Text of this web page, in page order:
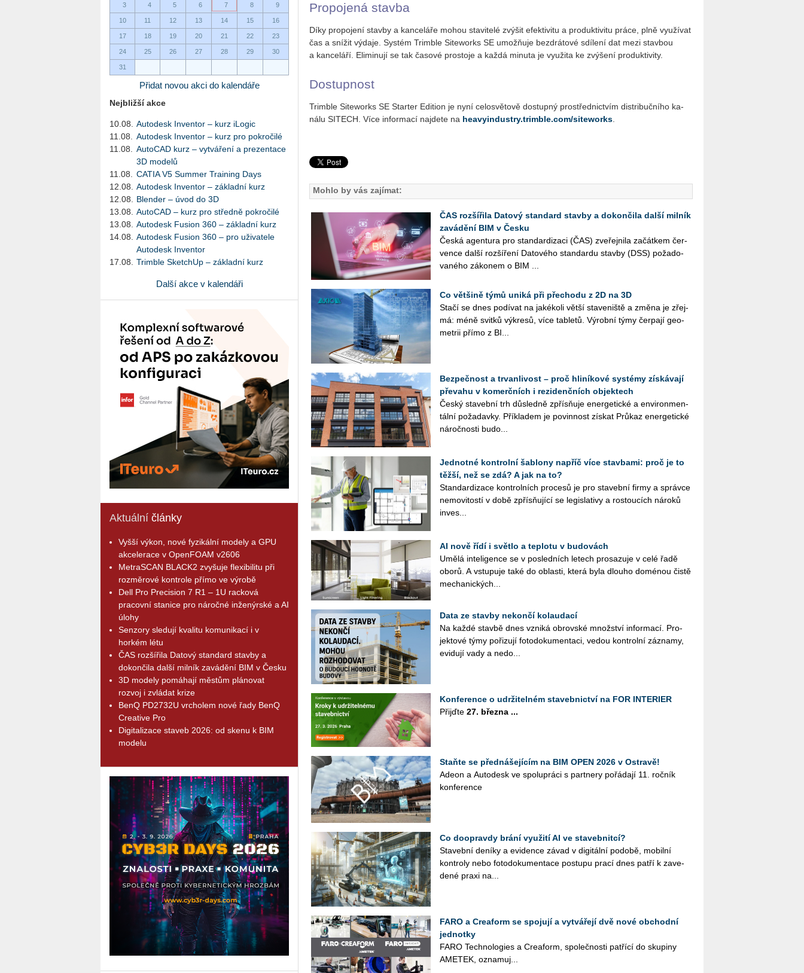
3 4 5 6 7 8 9
10 11 12 13 14 15 16
17 18 19 20 21 22 23
24 25 26 27 28 29 30
31
Přidat novou akci do kalendáře
Nejbližší akce
10.08.
Autodesk Inventor – kurz iLogic
11.08.
Autodesk Inventor – kurz pro pokročilé
11.08.
AutoCAD kurz – vytváření a prezentace
3D modelů
11.08.
CATIA V5 Summer Training Days
12.08.
Autodesk Inventor – základní kurz
12.08.
Blender – úvod do 3D
13.08.
AutoCAD – kurz pro středně pokročilé
13.08.
Autodesk Fusion 360 – základní kurz
14.08.
Autodesk Fusion 360 – pro uživatele
Autodesk Inventor
17.08.
Trimble SketchUp – základní kurz
Další akce v kalendáři
Aktuální články
Vyšší výkon, nové fyzikální modely a GPU
akcelerace v OpenFOAM v2606
MetraSCAN BLACK2 zvyšuje flexibilitu při
rozměrové kontrole přímo ve výrobě
Dell Pro Precision 7 R1 – 1U racková
pracovní stanice pro náročné inženýrské a AI
úlohy
Senzory sledují kvalitu komunikací i v
horkém létu
ČAS rozšířila Datový standard stavby a
dokončila další milník zavádění BIM v Česku
3D modely pomáhají městům plánovat
rozvoj i zvládat krize
BenQ PD2732U vrcholem nové řady BenQ
Creative Pro
Digitalizace staveb 2026: od skenu k BIM
modelu
Pro­po­je­ná stav­ba
Díky pro­po­je­ní stav­by a kan­ce­lá­ře mohou sta­vi­te­lé zvý­šit efek­ti­vi­tu a pro­duk­ti­vi­tu práce, plně vy­u­ží­vat
čas a sní­žit vý­da­je. Sys­tém Trim­ble Si­teworks SE umožňuje bez­drá­to­vé sdí­le­ní dat mezi stav­bou
a kan­ce­lá­ří. Eli­mi­nu­jí se tak ča­so­vé pro­sto­je a každá mi­nu­ta je vy­u­ži­ta ke zvý­še­ní pro­duk­ti­vi­ty.
Do­stup­nost
Trim­ble Si­teworks SE Star­ter Edi­ti­on je nyní ce­lo­svě­to­vě do­stup­ný pro­střed­nic­tvím dis­tri­buč­ní­ho ka­
ná­lu SI­TECH. Více in­for­ma­cí na­jde­te na heavyindustry.trimble.com/siteworks
Mohlo by vás zajímat:
ČAS rozšířila Datový standard stavby a dokončila další milník
zavádění BIM v Česku
Česká agen­tu­ra pro stan­dar­di­za­ci (ČAS) zve­řej­ni­la za­čát­kem čer­
ven­ce další roz­ší­ře­ní Da­to­vé­ho stan­dar­du stav­by (DSS) po­ža­do­
va­né­ho zá­ko­nem o BIM ...
Co většině týmů uniká při přechodu z 2D na 3D
Stačí se dnes po­dí­vat na ja­ké­ko­li větší sta­ve­niš­tě a změna je zřej­
má: méně svit­ků vý­kre­sů, více table­tů. Vý­rob­ní týmy čer­pa­jí ge­o­
me­t­rii přímo z BI...
Bezpečnost a trvanlivost – proč hliníkové systémy získávají
převahu v komerčních i rezidenčních objektech
Český sta­veb­ní trh dů­sled­ně zpřísňuje ener­ge­tic­ké a en­vi­ron­men­
tál­ní po­ža­dav­ky. Pří­kla­dem je po­vin­nost zís­kat Prů­kaz ener­ge­tic­ké
ná­roč­nos­ti bu­do­...
Jednotné kontrolní šablony napříč více stavbami: proč je to
těžší, než se zdá? A jak na to?
Stan­dar­di­za­ce kon­t­rol­ních pro­ce­sů je pro sta­veb­ní firmy a správ­ce
ne­mo­vi­tos­tí v době zpřísňující se le­gisla­ti­vy a ros­tou­cích ná­ro­ků
in­ves­...
AI nově řídí i světlo a teplotu v budovách
Umělá in­te­li­gen­ce se v po­sled­ních le­tech pro­sa­zu­je v celé řadě
oborů. A vstu­pu­je také do ob­las­ti, která byla dlou­ho do­mé­nou čistě
me­cha­nic­kých...
Data ze stavby nekončí kolaudací
Na každé stav­bě dnes vzni­ká ob­rov­ské množ­ství in­for­ma­cí. Pro­
jek­to­vé týmy po­ři­zu­jí fo­to­do­ku­men­ta­ci, vedou kon­t­rol­ní zá­zna­my,
evi­du­jí vady a ne­do­...
Konference o udržitelném stavebnictví na FOR INTERIER
Přijď­te 27. břez­na ...
Staňte se přednášejícím na BIM OPEN 2026 v Ostravě!
Adeon a Au­to­de­sk ve spo­lu­prá­ci s part­ne­ry po­řá­da­jí 11. roč­ník
kon­fe­ren­ce
Co doopravdy brání využití AI ve stavebnitcí?
Sta­veb­ní de­ní­ky a evi­den­ce závad v di­gi­tál­ní po­do­bě, mo­bil­ní
kon­t­ro­ly nebo fo­to­do­ku­men­ta­ce po­stu­pu prací dnes patří k za­ve­
de­né praxi na...
FARO a Creaform se spojují a vytvářejí dvě nové obchodní
jednotky
FARO Tech­no­lo­gies a Cre­a­form, spo­leč­nos­ti pa­t­ří­cí do sku­pi­ny
AME­TEK, ozna­mu­j...